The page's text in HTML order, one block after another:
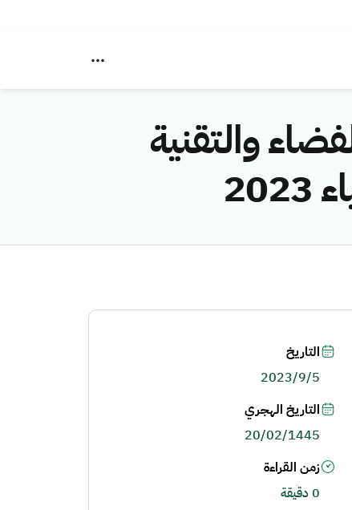
والتقنية
التاريخ
2023/9/5
التاريخ الهجري
20/02/1445
زمن القراءة
0 دقيقة